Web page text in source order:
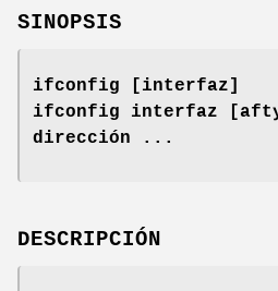
SINOPSIS
ifconfig [interfaz]
ifconfig interfaz
dirección ...
DESCRIPCIÓN